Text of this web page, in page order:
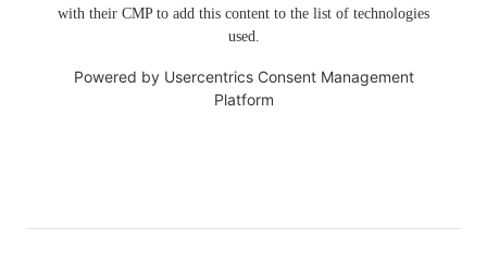
with their CMP to add this content to the list of technologies
used.
Powered by Usercentrics Consent Management
Platform